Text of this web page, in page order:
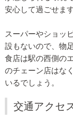
安心して過ごせます
スーパーやショッ
設もないので、物
食店は駅の西側の
のチェーン店はな
いるでしょう。
交通アクセ